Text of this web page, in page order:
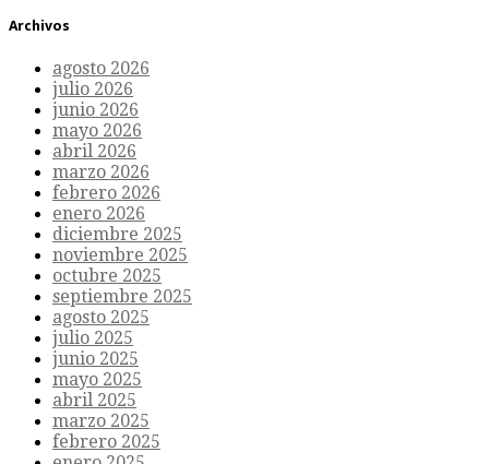
Archivos
agosto 2026
julio 2026
junio 2026
mayo 2026
abril 2026
marzo 2026
febrero 2026
enero 2026
diciembre 2025
noviembre 2025
octubre 2025
septiembre 2025
agosto 2025
julio 2025
junio 2025
mayo 2025
abril 2025
marzo 2025
febrero 2025